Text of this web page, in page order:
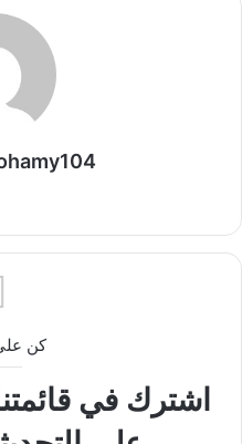
كن
اشترك في